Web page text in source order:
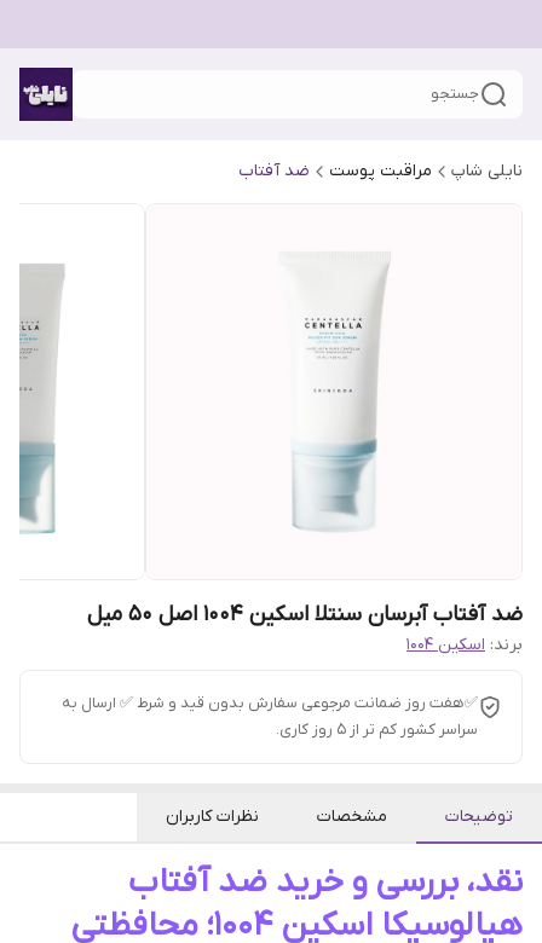
جستجو
نایلی شاپ مراقبت پوست ضد آفتاب
ضد آفتاب آبرسان سنتلا اسکین 1004 اصل ۵۰ میل
برند: اسکین 1004
✅هفت روز ضمانت مرجوعی سفارش بدون قید و شرط ✅ ارسال به
سراسر کشور کم تر از 5 روز کاری.
توضیحات مشخصات نظرات کاربران
نقد، بررسی و خرید ضد آفتاب
هیالوسیکا اسکین ۱۰۰۴؛ محافظتی